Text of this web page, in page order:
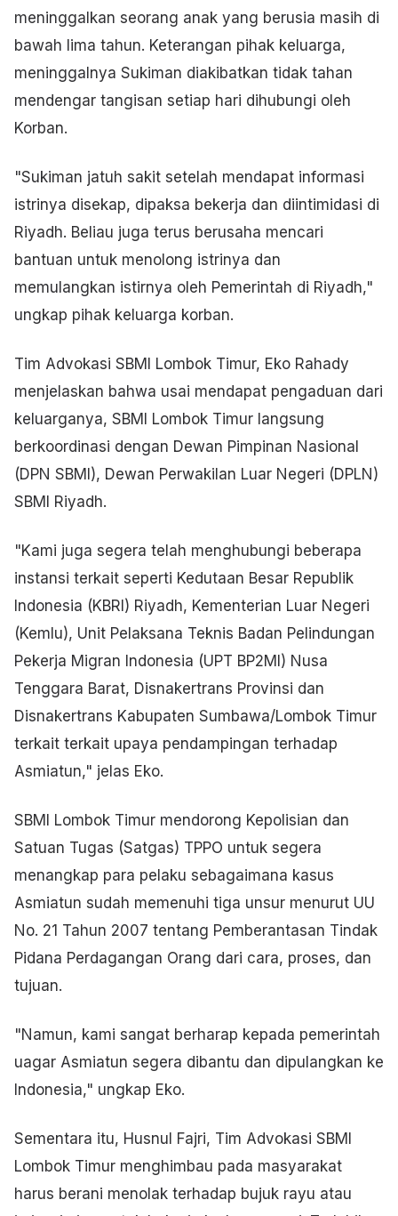
meninggalkan seorang anak yang berusia masih di
bawah lima tahun. Keterangan pihak keluarga,
meninggalnya Sukiman diakibatkan tidak tahan
mendengar tangisan setiap hari dihubungi oleh
Korban.
"Sukiman jatuh sakit setelah mendapat informasi
istrinya disekap, dipaksa bekerja dan diintimidasi di
Riyadh. Beliau juga terus berusaha mencari
bantuan untuk menolong istrinya dan
memulangkan istirnya oleh Pemerintah di Riyadh,"
ungkap pihak keluarga korban.
Tim Advokasi SBMI Lombok Timur, Eko Rahady
menjelaskan bahwa usai mendapat pengaduan dari
keluarganya, SBMI Lombok Timur langsung
berkoordinasi dengan Dewan Pimpinan Nasional
(DPN SBMI), Dewan Perwakilan Luar Negeri (DPLN)
SBMI Riyadh.
"Kami juga segera telah menghubungi beberapa
instansi terkait seperti Kedutaan Besar Republik
Indonesia (KBRI) Riyadh, Kementerian Luar Negeri
(Kemlu), Unit Pelaksana Teknis Badan Pelindungan
Pekerja Migran Indonesia (UPT BP2MI) Nusa
Tenggara Barat, Disnakertrans Provinsi dan
Disnakertrans Kabupaten Sumbawa/Lombok Timur
terkait terkait upaya pendampingan terhadap
Asmiatun," jelas Eko.
SBMI Lombok Timur mendorong Kepolisian dan
Satuan Tugas (Satgas) TPPO untuk segera
menangkap para pelaku sebagaimana kasus
Asmiatun sudah memenuhi tiga unsur menurut UU
No. 21 Tahun 2007 tentang Pemberantasan Tindak
Pidana Perdagangan Orang dari cara, proses, dan
tujuan.
"Namun, kami sangat berharap kepada pemerintah
uagar Asmiatun segera dibantu dan dipulangkan ke
Indonesia," ungkap Eko.
Sementara itu, Husnul Fajri, Tim Advokasi SBMI
Lombok Timur menghimbau pada masyarakat
harus berani menolak terhadap bujuk rayu atau